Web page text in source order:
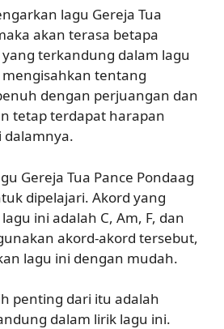
lagu Gereja Tua
akan terasa betapa
terkandung dalam lagu
tentang
dengan perjuangan dan
tetap terdapat harapan
dalamnya.
Gereja Tua Pance Pondaag
dipelajari. Akord yang
ini adalah C, Am, F, dan
akord-akord tersebut,
lagu ini dengan mudah.
penting dari itu adalah
dalam lirik lagu ini.